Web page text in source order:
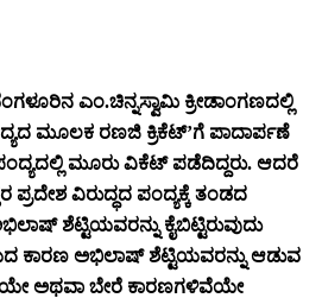
ಎಂ.ಚಿನ್ನಸ್ವಾಮಿ ಕ್ರೀಡಾಂಗಣದಲ್ಲಿ
ಮೂಲಕ ರಣಜಿ ಕ್ರಿಕೆಟ್’ಗೆ ಪಾದಾರ್ಪಣೆ
ಮೂರು ವಿಕೆಟ್ ಪಡೆದಿದ್ದರು. ಆದರೆ
ವಿರುದ್ಧದ ಪಂದ್ಯಕ್ಕೆ ತಂಡದ
ಶೆಟ್ಟಿಯವರನ್ನು ಕೈಬಿಟ್ಟಿರುವುದು
ಕಾರಣ ಅಭಿಲಾಷ್ ಶೆಟ್ಟಿಯವರನ್ನು ಆಡುವ
ಅಥವಾ ಬೇರೆ ಕಾರಣಗಳಿವೆಯೇ